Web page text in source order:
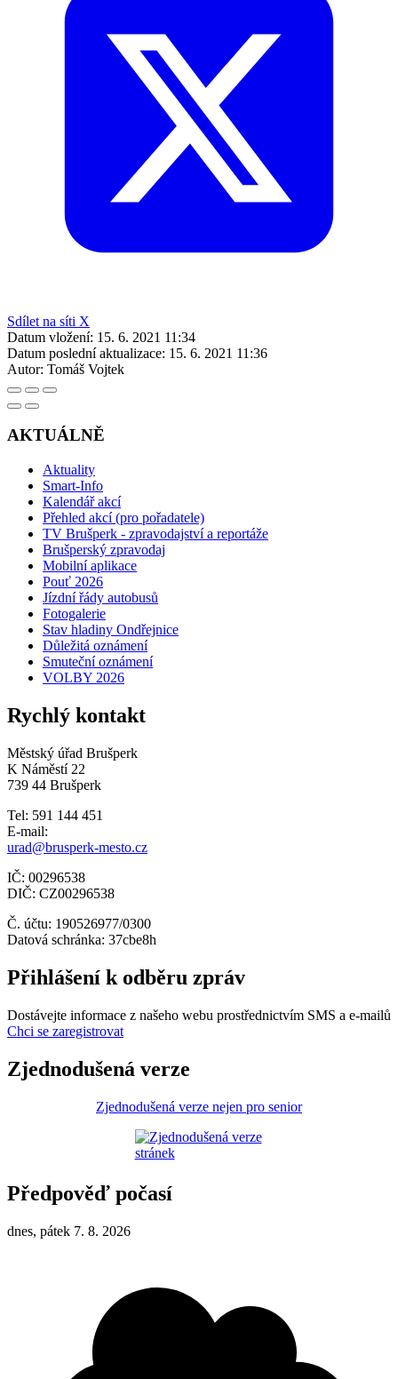
Sdílet na síti X
Datum vložení: 15. 6. 2021 11:34
Datum poslední aktualizace: 15. 6. 2021 11:36
Autor: Tomáš Vojtek
AKTUÁLNĚ
Aktuality
Smart-Info
Kalendář akcí
Přehled akcí (pro pořadatele)
TV Brušperk - zpravodajství a reportáže
Brušperský zpravodaj
Mobilní aplikace
Pouť 2026
Jízdní řády autobusů
Fotogalerie
Stav hladiny Ondřejnice
Důležitá oznámení
Smuteční oznámení
VOLBY 2026
Rychlý kontakt
Městský úřad Brušperk
K Náměstí 22
739 44 Brušperk
Tel: 591 144 451
E-mail:
urad@brusperk-mesto.cz
IČ: 00296538
DIČ: CZ00296538
Č. účtu: 190526977/0300
Datová schránka: 37cbe8h
Přihlášení k odběru zpráv
Dostávejte informace z našeho webu prostřednictvím SMS a e-mailů
Chci se zaregistrovat
Zjednodušená verze
Zjednodušená verze nejen pro senior
Předpověď počasí
dnes, pátek 7. 8. 2026